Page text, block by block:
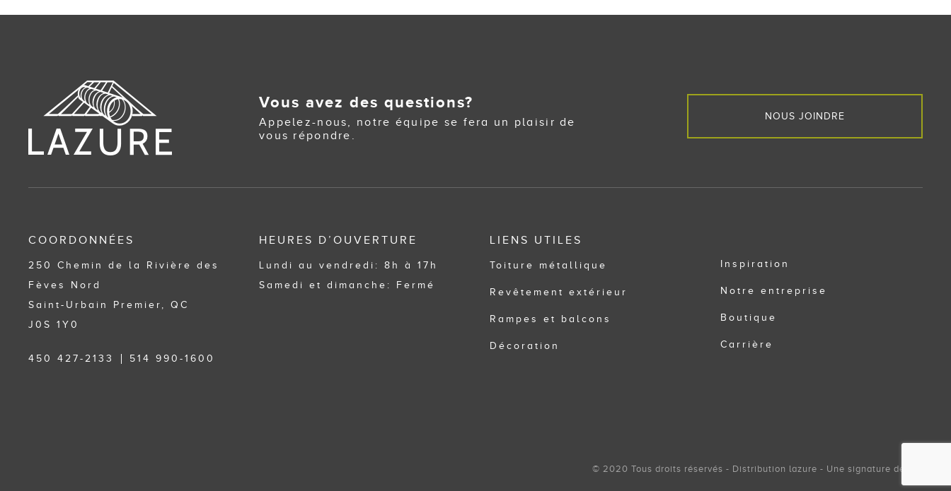
Vous avez des questions?
Appelez-nous, notre équipe se fera un plaisir de
vous répondre.
NOUS JOINDRE
COORDONNÉES
250 Chemin de la Rivière des
Fèves Nord
Saint-Urbain Premier, QC
J0S 1Y0
450 427-2133 514 990-1600
HEURES D’OUVERTURE
Lundi au vendredi: 8h à 17h
Samedi et dimanche: Fermé
LIENS UTILES
Toiture métallique
Revêtement extérieur
Rampes et balcons
Décoration
Inspiration
Notre entreprise
Boutique
Carrière
© 2020 Tous droits réservés - Distribution lazure - Une signature de Zel